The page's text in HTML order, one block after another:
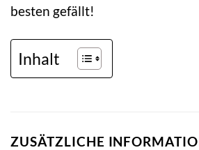
besten gefällt!
Inhalt
ZUSÄTZLICHE